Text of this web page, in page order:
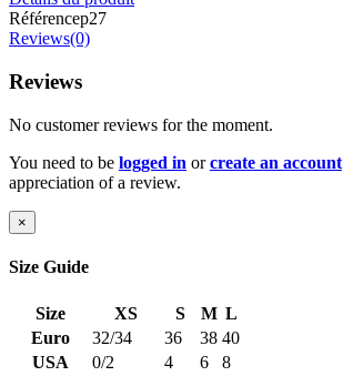
Référencep27
Reviews(0)
Reviews
No customer reviews for the moment.
You need to be logged in orcreate an account
appreciation of a review.
×
Size Guide
Size XS S M L
Euro
32/34 36 38 40
USA
0/2 4 6
8